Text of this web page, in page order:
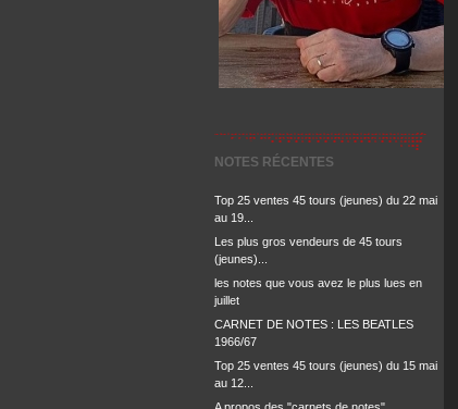
NOTES RÉCENTES
Top 25 ventes 45 tours (jeunes) du 22 mai
au 19...
Les plus gros vendeurs de 45 tours
(jeunes)...
les notes que vous avez le plus lues en
juillet
CARNET DE NOTES : LES BEATLES
1966/67
Top 25 ventes 45 tours (jeunes) du 15 mai
au 12...